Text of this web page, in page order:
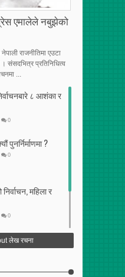
एमालेले नबुझेको
राजनीतिमा एउटा
। संसदभित्र प्रतिनिधित्व
...
८ आशंका र
0
पुनर्निर्माणमा ?
0
महिला र
0
सहमति
लेख रचना